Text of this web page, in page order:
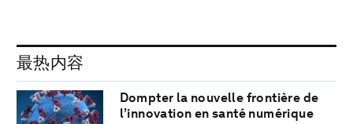
最热内容
Dompter la nouvelle frontière de
l’innovation en santé numérique